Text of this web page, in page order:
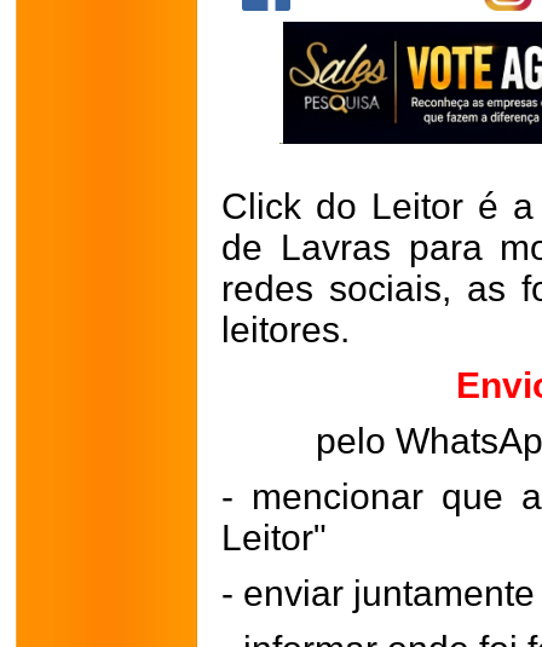
Click do Leitor é
de Lavras para
redes sociais, as
leitores.
pelo
- mencionar que
Leitor"
- enviar